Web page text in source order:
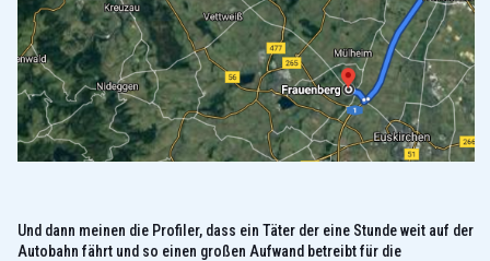
Und dann meinen die Profiler, dass ein Täter der eine Stunde weit auf der
Autobahn fährt und so einen großen Aufwand betreibt für die